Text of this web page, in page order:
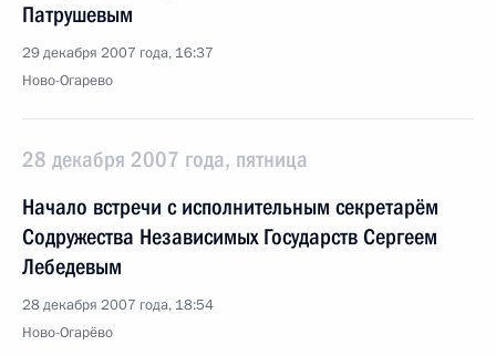
Патрушевым
29 декабря 2007 года, 16:37
Ново-Огарево
28 декабря 2007 года, пятница
Начало встречи с исполнительным секретарём
Содружества Независимых Государств Сергеем
Лебедевым
28 декабря 2007 года, 18:54
Ново-Огарёво